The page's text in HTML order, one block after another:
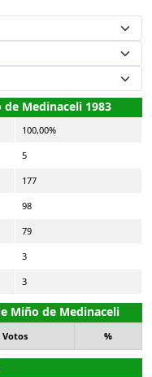
Medinaceli 1983
100,00%
5
177
98
79
3
3
Miño de Medinaceli
Votos %